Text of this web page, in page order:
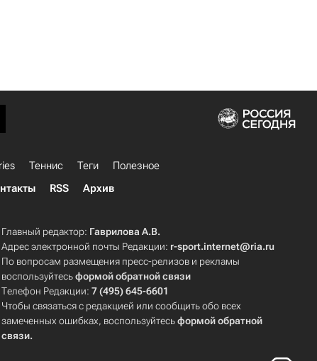
Теннис Теги
Полезное
RSS Архив
Главный редактор: Гаврилова А.В.
Адрес электронной почты Редакции: r-sport.internet@ria.ru
По вопросам размещения пресс-релизов и рекламы
воспользуйтесьформой обратной связи
Телефон Редакции:7 (495) 645-6601
Чтобы связаться с редакцией или сообщить обо всех
замеченных ошибках, воспользуйтесьформой обратной
связи.